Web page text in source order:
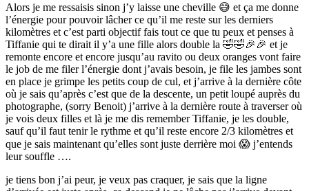
Alors je me ressaisis sinon j’y laisse une cheville 😅 et ça me donne
l’énergie pour pouvoir lâcher ce qu’il me reste sur les derniers
kilomètres et c’est parti objectif fais tout ce que tu peux et penses à
Tiffanie qui te dirait il y’a une fille alors double la 🤣🤣🎉🎉 et je
remonte encore et encore jusqu’au ravito ou deux oranges vont faire
le job de me filer l’énergie dont j’avais besoin, je file les jambes sont
en place je grimpe les petits coup de cul, et j’arrive à la dernière côte
où je sais qu’après c’est que de la descente, un petit loupé auprès du
photographe, (sorry Benoit) j’arrive à la dernière route à traverser où
je vois deux filles et là je me dis remember Tiffanie, je les double,
sauf qu’il faut tenir le rythme et qu’il reste encore 2/3 kilomètres et
que je sais maintenant qu’elles sont juste derrière moi 😱 j’entends
leur souffle ….
je tiens bon j’ai peur, je veux pas craquer, je sais que la ligne